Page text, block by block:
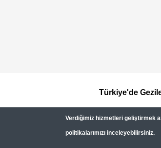
Footer
Top
Türkiye'de
Verdiğimiz hizmetleri geliştirmek
politikalarımızı inceleyebilirsiniz.